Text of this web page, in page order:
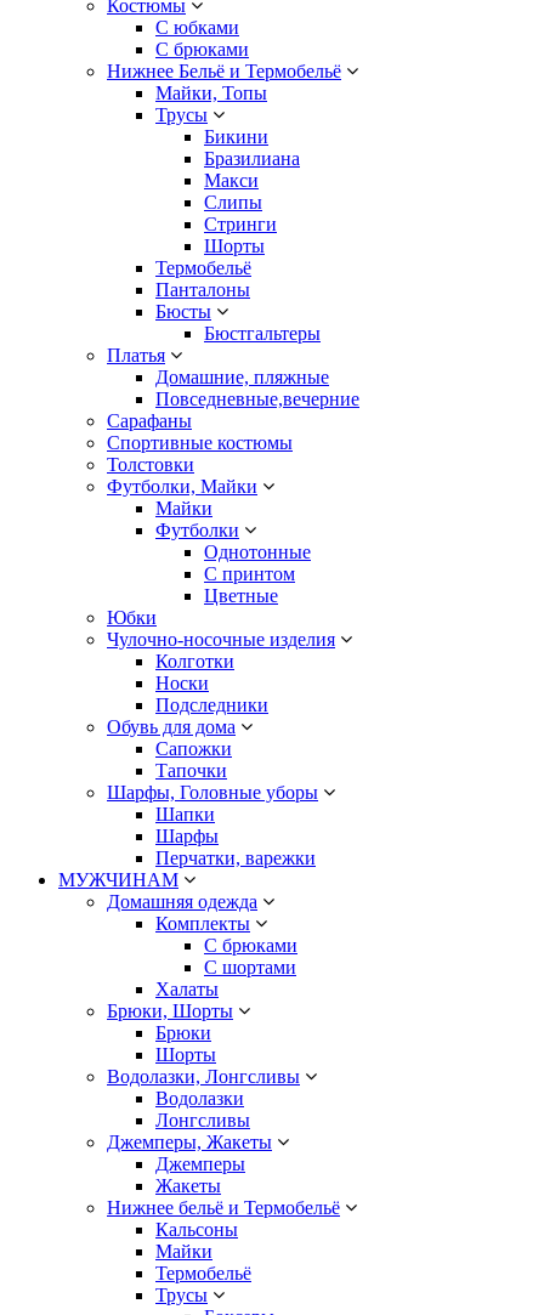
Костюмы
С юбками
С брюками
Нижнее Бельё и Термобельё
Майки, Топы
Трусы
Бикини
Бразилиана
Макси
Слипы
Стринги
Шорты
Термобельё
Панталоны
Бюсты
Бюстгальтеры
Платья
Домашние, пляжные
Повседневные,вечерние
Сарафаны
Спортивные костюмы
Толстовки
Футболки, Майки
Майки
Футболки
Однотонные
С принтом
Цветные
Юбки
Чулочно-носочные изделия
Колготки
Носки
Подследники
Обувь для дома
Сапожки
Тапочки
Шарфы, Головные уборы
Шапки
Шарфы
Перчатки, варежки
МУЖЧИНАМ
Домашняя одежда
Комплекты
С брюками
С шортами
Халаты
Брюки, Шорты
Брюки
Шорты
Водолазки, Лонгсливы
Водолазки
Лонгсливы
Джемперы, Жакеты
Джемперы
Жакеты
Нижнее бельё и Термобельё
Кальсоны
Майки
Термобельё
Трусы